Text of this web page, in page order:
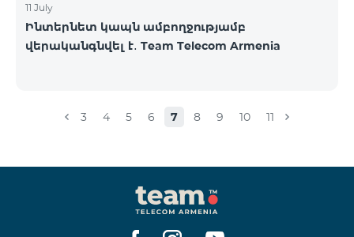
11 July
Ինտերնետ կապն ամբողջությամբ
վերականգնվել է․ Team Telecom Armenia
3 4 5 6 7 8 9 10 11